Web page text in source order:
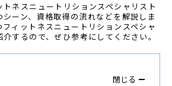
ネスニュートリションスペシャリスト
ーン、資格取得の流れなどを解説しま
ィットネスニュートリションスペシャ
するので、ぜひ参考にしてください。
閉じる